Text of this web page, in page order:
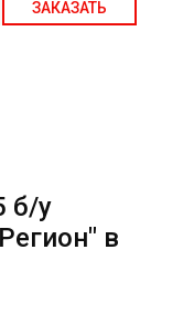
ЗАКАЗАТЬ
б/у
в